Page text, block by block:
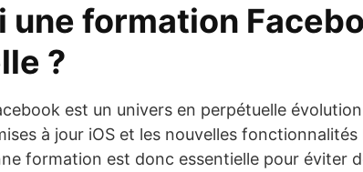
une formation
?
est un univers en perpétuelle
à jour iOS et les nouvelles
formation est donc essentielle pour éviter